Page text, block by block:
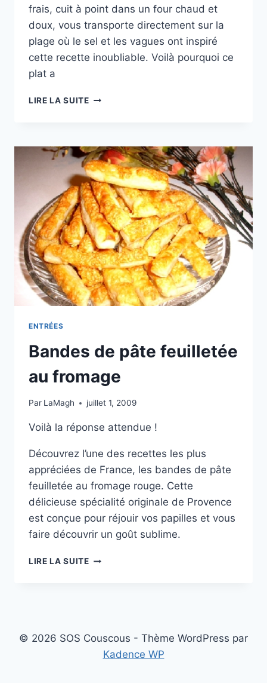
frais, cuit à point dans un four chaud et
doux, vous transporte directement sur la
plage où le sel et les vagues ont inspiré
cette recette inoubliable. Voilà pourquoi ce
plat a
LIRE LA SUITECABILLAUD
ENTRÉES
Bandes de pâte feuilletée
au fromage
Par LaMagh juillet 1, 2009
Voilà la réponse attendue !
Découvrez l’une des recettes les plus
appréciées de France, les bandes de pâte
feuilletée au fromage rouge. Cette
délicieuse spécialité originale de Provence
est conçue pour réjouir vos papilles et vous
faire découvrir un goût sublime.
LIRE LA SUITEBANDES
© 2026 SOS Couscous - Thème WordPress par
Kadence WP